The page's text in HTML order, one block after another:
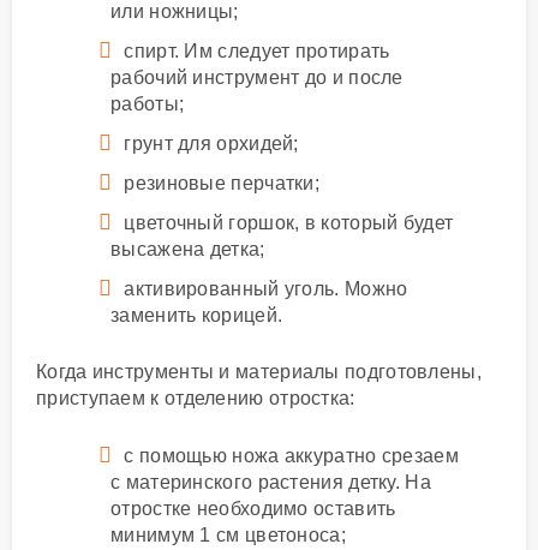
или ножницы;
спирт. Им следует протирать
рабочий инструмент до и после
работы;
грунт для орхидей;
резиновые перчатки;
цветочный горшок, в который будет
высажена детка;
активированный уголь. Можно
заменить корицей.
Когда инструменты и материалы подготовлены,
приступаем к отделению отростка:
с помощью ножа аккуратно срезаем
с материнского растения детку. На
отростке необходимо оставить
минимум 1 см цветоноса;